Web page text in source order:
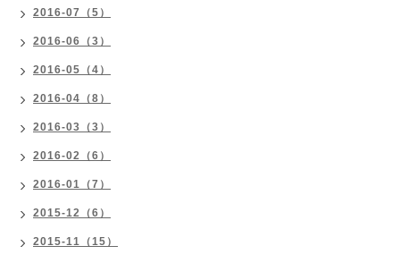
2016-07（5）
2016-06（3）
2016-05（4）
2016-04（8）
2016-03（3）
2016-02（6）
2016-01（7）
2015-12（6）
2015-11（15）